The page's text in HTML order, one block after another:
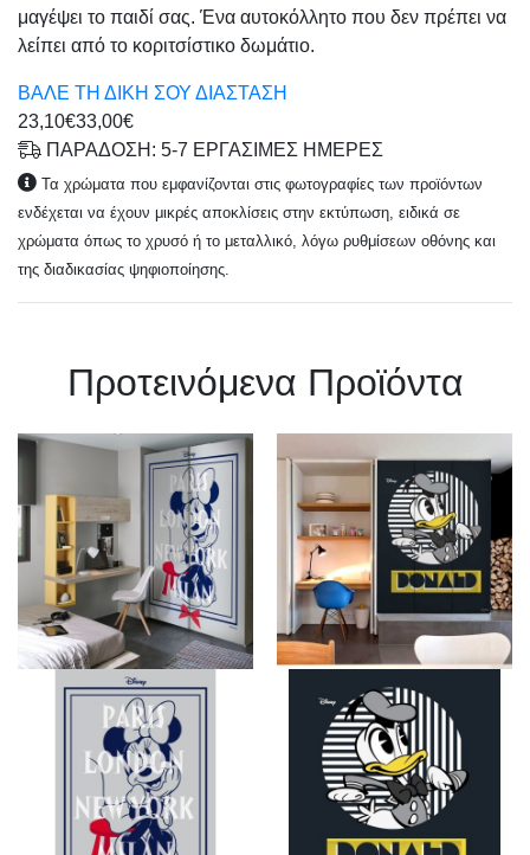
μαγέψει το παιδί σας. Ένα αυτοκόλλητο που δεν πρέπει να
λείπει από το κοριτσίστικο δωμάτιο.
ΒΑΛΕ ΤΗ ΔΙΚΗ ΣΟΥ ΔΙΑΣΤΑΣΗ
23,10€33,00€
ΠΑΡΑΔΟΣΗ: 5-7 ΕΡΓΑΣΙΜΕΣ ΗΜΕΡΕΣ
Τα χρώματα που εμφανίζονται στις φωτογραφίες των προϊόντων
ενδέχεται να έχουν μικρές αποκλίσεις στην εκτύπωση, ειδικά σε
χρώματα όπως το χρυσό ή το μεταλλικό, λόγω ρυθμίσεων οθόνης και
της διαδικασίας ψηφιοποίησης.
Πρoτεινόμενα Προϊόντα